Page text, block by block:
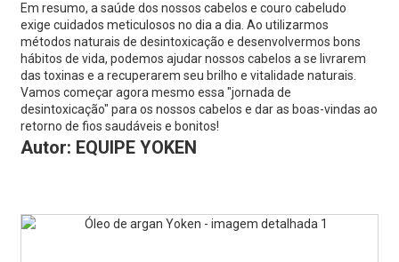
Em resumo, a saúde dos nossos cabelos e couro cabeludo
exige cuidados meticulosos no dia a dia. Ao utilizarmos
métodos naturais de desintoxicação e desenvolvermos bons
hábitos de vida, podemos ajudar nossos cabelos a se livrarem
das toxinas e a recuperarem seu brilho e vitalidade naturais.
Vamos começar agora mesmo essa "jornada de
desintoxicação" para os nossos cabelos e dar as boas-vindas ao
retorno de fios saudáveis ​​e bonitos!
Autor: EQUIPE YOKEN